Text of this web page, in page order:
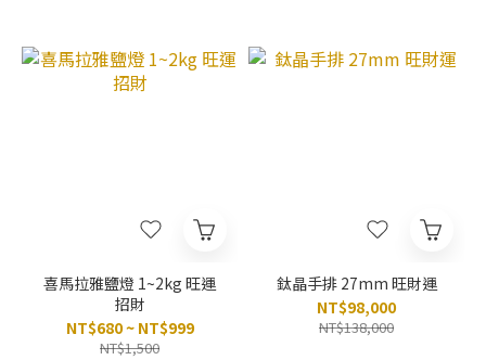
喜馬拉雅鹽燈 1~2kg 旺運
招財
NT$680 ~ NT$999
NT$1,500
鈦晶手排 27mm 旺財運
NT$98,000
NT$138,000